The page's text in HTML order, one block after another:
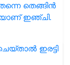
തെങ്ങിൻ
ഇഞ്ചി.